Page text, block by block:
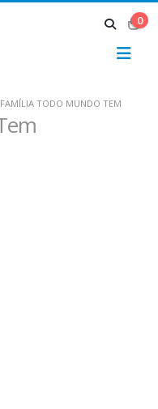
0
FAMÍLIA TODO MUNDO TEM